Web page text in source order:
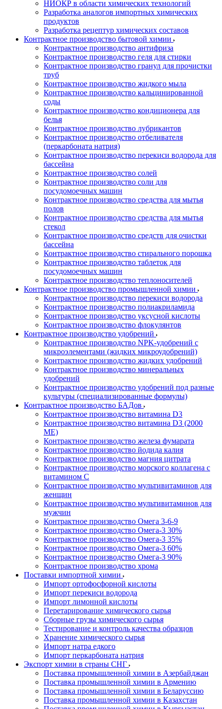
НИОКР в области химических технологий
Разработка аналогов импортных химических
продуктов
Разработка рецептур химических составов
Контрактное производство бытовой химии
Контрактное производство антифриза
Контрактное производство геля для стирки
Контрактное производство гранул для прочистки
труб
Контрактное производство жидкого мыла
Контрактное производство кальцинированной
соды
Контрактное производство кондиционера для
белья
Контрактное производство лубрикантов
Контрактное производство отбеливателя
(перкарбоната натрия)
Контрактное производство перекиси водорода для
бассейна
Контрактное производство солей
Контрактное производство соли для
посудомоечных машин
Контрактное производство средства для мытья
полов
Контрактное производство средства для мытья
стекол
Контрактное производство средств для очистки
бассейна
Контрактное производство стирального порошка
Контрактное производство таблеток для
посудомоечных машин
Контрактное производство теплоносителей
Контрактное производство промышленной химии
Контрактное производство перекиси водорода
Контрактное производство полиакриламида
Контрактное производство уксусной кислоты
Контрактное производство флокулянтов
Контрактное производство удобрений
Контрактное производство NPK-удобрений с
микроэлементами (жидких микроудобрений)
Контрактное производство жидких удобрений
Контрактное производство минеральных
удобрений
Контрактное производство удобрений под разные
культуры (специализированные формулы)
Контрактное производство БАДов
Контрактное производство витамина D3
Контрактное производство витамина D3 (2000
МЕ)
Контрактное производство железа фумарата
Контрактное производство йодида калия
Контрактное производство магния цитрата
Контрактное производство морского коллагена с
витамином С
Контрактное производство мультивитаминов для
женщин
Контрактное производство мультивитаминов для
мужчин
Контрактное производство Омега 3-6-9
Контрактное производство Омега-3 30%
Контрактное производство Омега-3 35%
Контрактное производство Омега-3 60%
Контрактное производство Омега-3 90%
Контрактное производство хрома
Поставки импортной химии
Импорт ортофосфорной кислоты
Импорт перекиси водорода
Импорт лимонной кислоты
Перетарирование химического сырья
Сборные грузы химического сырья
Тестирование и контроль качества образцов
Хранение химического сырья
Импорт натра едкого
Импорт перкарбоната натрия
Экспорт химии в страны СНГ
Поставка промышленной химии в Азербайджан
Поставка промышленной химии в Армению
Поставка промышленной химии в Беларуссию
Поставка промышленной химии в Казахстан